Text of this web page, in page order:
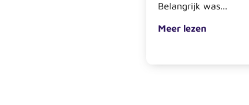
Belangrijk was...
Meer lezen